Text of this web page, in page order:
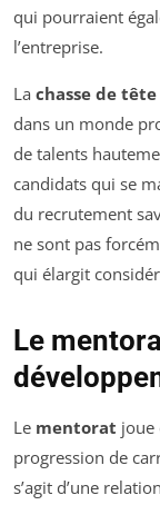
qui pourraient
l’entreprise.
La chasse de tête
dans un monde
de talents
candidats qui se
du recrutement
ne sont pas
qui élargit
Le
Le mentorat joue
progression de
s’agit d’une